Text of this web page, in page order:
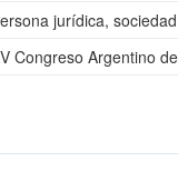
jurídica,
Congreso Argentino